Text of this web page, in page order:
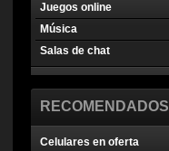
Juegos online
Música
Salas de chat
RECOMENDADOS
Celulares en oferta